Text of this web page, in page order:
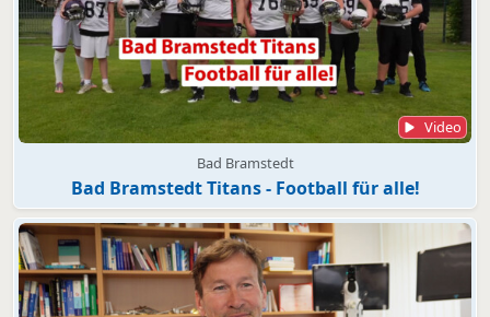
Video
Bad Bramstedt
Bad Bramstedt Titans - Football für alle!